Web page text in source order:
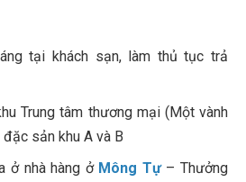
tại khách sạn, làm thủ tục trả
Trung tâm thương mại (Một vành
sản khu A và B
nhà hàng ở Mông Tự– Thưởng